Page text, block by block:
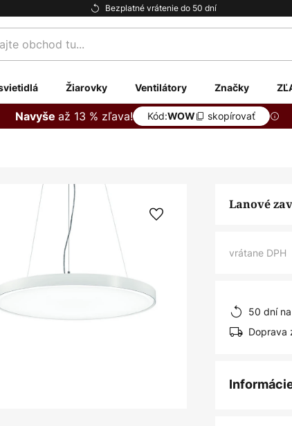
Bezplatné vrátenie do 50 dní
Žiarovky Ventilátory Značky
Navyše až 13 % zľava! Kód:WOW skopírovať
Lanové
vrátane DPH
50 dní
Doprava